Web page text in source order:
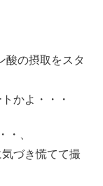
酸の摂取をスタ
かよ・・・
・、
づき慌てて撮